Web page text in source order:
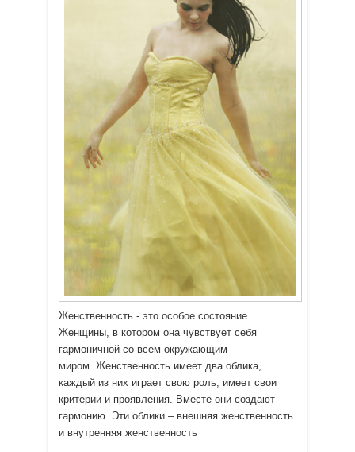
Женственность - это особое состояние
Женщины, в котором она чувствует себя
гармоничной со всем окружающим
миром. Женственность имеет два облика,
каждый из них играет свою роль, имеет свои
критерии и проявления. Вместе они создают
гармонию. Эти облики – внешняя женственность
и внутренняя женственность